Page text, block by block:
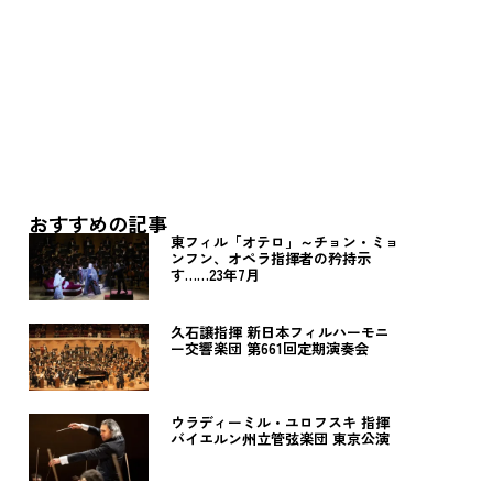
おすすめの記事
東フィル「オテロ」～チョン・ミョ
ンフン、オペラ指揮者の矜持示
す……23年7月
久石譲指揮 新日本フィルハーモニ
ー交響楽団 第661回定期演奏会
ウラディーミル・ユロフスキ 指揮
バイエルン州立管弦楽団 東京公演